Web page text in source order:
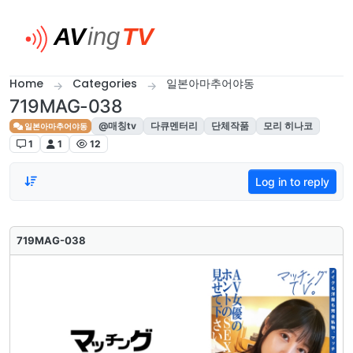
Home Categories 일본아마추어야동
719MAG-038
일본아마추어야동 @매칭tv 다큐멘터리 단체작품
모리 히나코
1
1 12
Log in to reply
719MAG-038